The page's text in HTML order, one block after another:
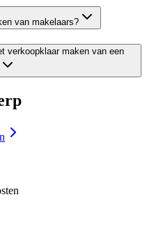
van makelaars?
verkoopklaar maken van een